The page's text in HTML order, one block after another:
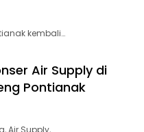
kembali…
Air Supply di
Pontianak
Air Supply,…